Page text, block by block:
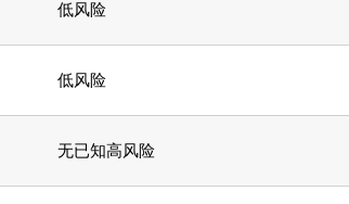
低风险
低风险
无已知高风险